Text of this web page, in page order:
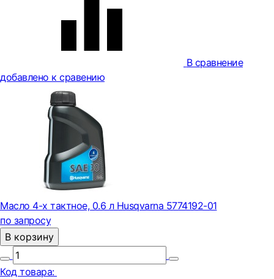
В сравнение
добавлено к сравению
Масло 4-х тактное, 0.6 л Husqvarna 5774192-01
по запросу
В корзину
Код товара: